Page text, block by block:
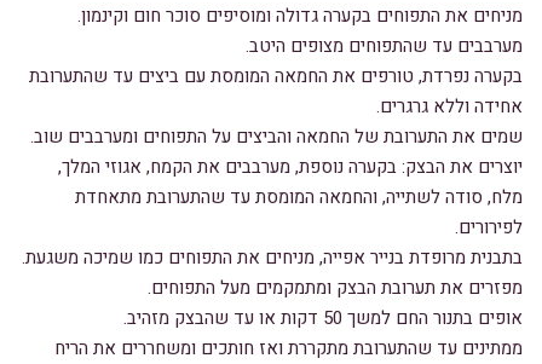
מניחים את התפוחים בקערה גדולה ומוסיפים סוכר חום וקינמון.
מערבבים עד שהתפוחים מצופים היטב.
בקערה נפרדת, טורפים את החמאה המומסת עם ביצים עד שהתערובת
אחידה וללא גרגרים.
שמים את התערובת של החמאה והביצים על התפוחים ומערבבים שוב.
יוצרים את הבצק: בקערה נוספת, מערבבים את הקמח, אגוזי המלך,
מלח, סודה לשתייה, והחמאה המומסת עד שהתערובת מתאחדת
לפירורים.
בתבנית מרופדת בנייר אפייה, מניחים את התפוחים כמו שמיכה משגעת.
מפזרים את תערובת הבצק ומתמקמים מעל התפוחים.
אופים בתנור החם למשך 50 דקות או עד שהבצק מזהיב.
ממתינים עד שהתערובת מתקררת ואז חותכים ומשחררים את הריח